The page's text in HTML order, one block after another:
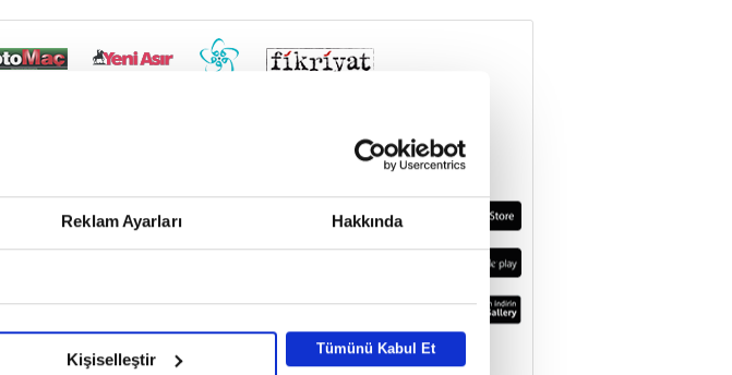
Reklam Ayarları Hakkında
Kişiselleştir
Tümünü Kabul Et